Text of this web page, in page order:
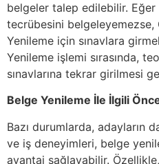
belgeler talep edilebilir.
tecrübesini belgeleyemezse,
Yenileme için sınavlara
Yenileme işlemi sırasında,
sınavlarına tekrar girilmesi
Belge Yenileme İle İlgili
Bazı durumlarda, adayların
ve iş deneyimleri, belge
avantaj sağlayabilir.